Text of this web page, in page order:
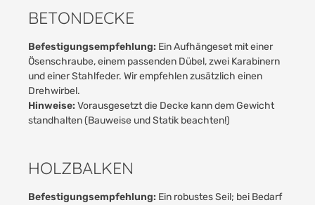
BETONDECKE
Befestigungsempfehlung: Ein Aufhängeset mit einer
Ösenschraube, einem passenden Dübel, zwei Karabinern
und einer Stahlfeder. Wir empfehlen zusätzlich einen
Drehwirbel.
Hinweise: Vorausgesetzt die Decke kann dem Gewicht
standhalten (Bauweise und Statik beachten!)
HOLZBALKEN
Befestigungsempfehlung: Ein robustes Seil; bei Bedarf